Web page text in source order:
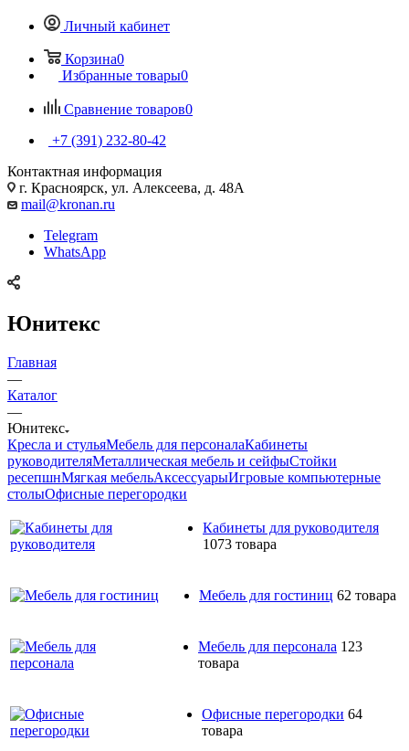
Личный кабинет
Корзина0
Избранные товары0
Сравнение товаров0
+7 (391) 232-80-42
Контактная информация
г. Красноярск, ул. Алексеева, д. 48А
mail@kronan.ru
Telegram
WhatsApp
Юнитекс
Главная
—
Каталог
—
Юнитекс
Кресла и стульяМебель для персоналаКабинеты
руководителяМеталлическая мебель и сейфыСтойки
ресепшнМягкая мебельАксессуарыИгровые компьютерные
столыОфисные перегородки
Кабинеты для руководителя
1073 товара
Мебель для гостиниц 62 товара
Мебель для персонала 123
товара
Офисные перегородки 64
товара